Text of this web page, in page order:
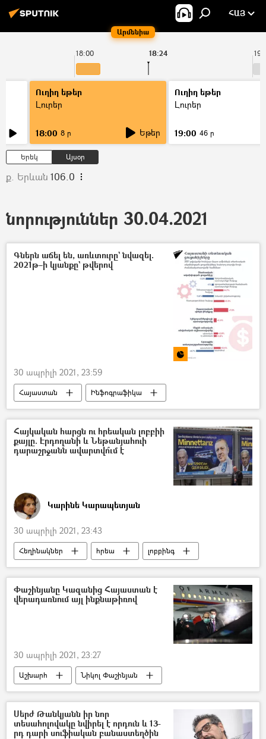
Արմենիա
ՀԱՅ
18:00 18:24
Ուղիղ եթեր
Լուրեր
18:00 8 ր Եթեր
Ուղիղ եթեր
Լուրեր
19:00 46 ր
Երեկ Այսօր
ք. Երևան 106.0
նորություններ 30.04.2021
Գներն աճել են, առևտուրը` նվազել.
2021թ–ի կյանքը` թվերով
30 ապրիլի 2021, 23:59
Հայաստան
Ինֆոգրաֆիկա
Մուլտիմեդիա
առևտուր
Հայկական հարցն ու հրեական լոբբիի
քայլը. Էրդողանի և Նեթանյահուի
դարաշրջանն ավարտվո՞ւմ է
Կարինե Կարապետյան
30 ապրիլի 2021, 23:43
Հեղինակներ հրեա
լոբբինգ
Ռեջեփ Թայիփ Էրդողան
Բենիամին Նեթանյահու
Փաշինյանը Կազանից Հայաստան է
վերադառնում այլ ինքնաթիռով
30 ապրիլի 2021, 23:27
Աշխարհ
Նիկոլ Փաշինյան
ինքնաթիռ
Ռուսաստան
Սերժ Թանկյանն իր նոր
տեսահոլովակը նվիրել է որդուն և 13-
րդ դարի սուֆիական բանաստեղծին